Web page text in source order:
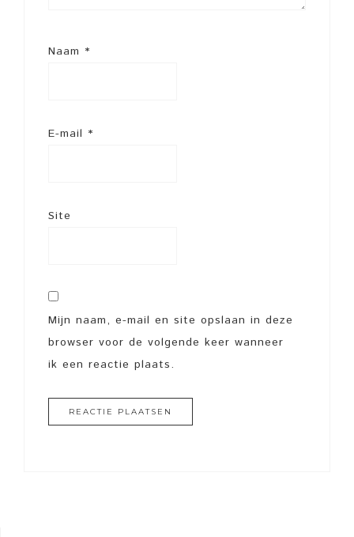
Naam *
E-mail *
Site
Mijn naam, e-mail en site opslaan in deze
browser voor de volgende keer wanneer
ik een reactie plaats.